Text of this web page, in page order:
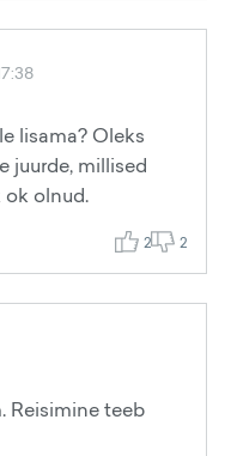
lisama? Oleks
juurde, millised
ok olnud.
2 2
Reisimine teeb